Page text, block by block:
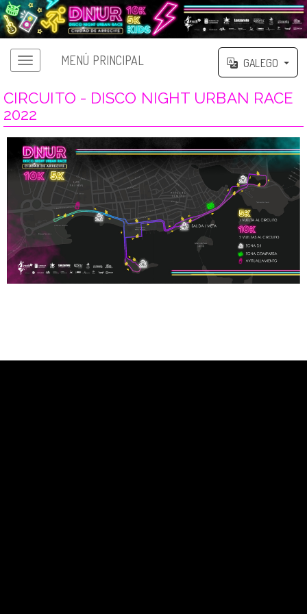
MENÚ PRINCIPAL GALEGO
CIRCUITO - DISCO NIGHT URBAN RACE
2022